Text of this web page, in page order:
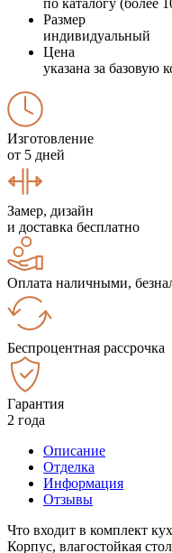
Размер
индивидуальный
Цена
указана за базовую
Изготовление
от 5 дней
Замер, дизайн
и доставка бесплатно
Оплата наличными,
Беспроцентная рассрочка
Гарантия
2 года
Описание
Отделка
Информация
Отзывы
Что входит в комплект
Корпус, влагостойкая